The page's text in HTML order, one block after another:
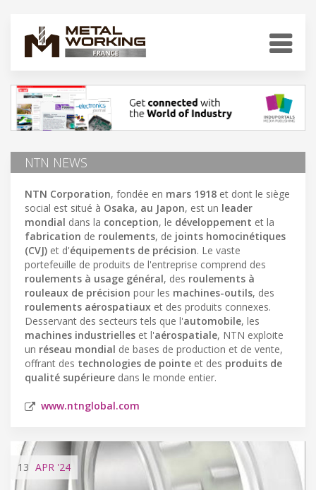
NTN NEWS
NTN Corporation, fondée en mars 1918 et dont le siège
social est situé à Osaka, au Japon, est un leader
mondial dans la conception, le développement et la
fabrication de roulements, de joints homocinétiques
(CVJ) et d'équipements de précision. Le vaste
portefeuille de produits de l'entreprise comprend des
roulements à usage général, des roulements à
rouleaux de précision pour les machines-outils, des
roulements aérospatiaux et des produits connexes.
Desservant des secteurs tels que l'automobile, les
machines industrielles et l'aérospatiale, NTN exploite
un réseau mondial de bases de production et de vente,
offrant des technologies de pointe et des produits de
qualité supérieure dans le monde entier.
www.ntnglobal.com
13 APR '24